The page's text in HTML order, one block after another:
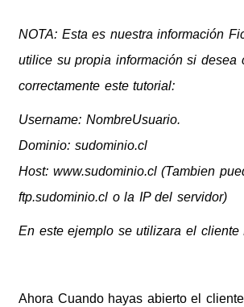
NOTA: Esta es nuestra información
utilice su propia información si desea
correctamente este tutorial:
Username: NombreUsuario.
Dominio: sudominio.cl
Host: www.sudominio.cl (Tambien
ftp.sudominio.cl o la IP del servidor)
En este ejemplo se utilizara el cliente
Ahora Cuando hayas abierto el